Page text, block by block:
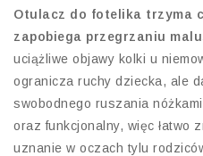
Otulacz do fotelika trzyma
zapobiega przegrzaniu
uciążliwe objawy kolki u
ogranicza ruchy dziecka, ale
swobodnego ruszania
oraz funkcjonalny, więc łatwo
uznanie w oczach tylu